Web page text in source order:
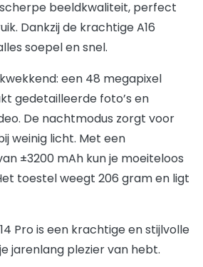
beeldkwaliteit, perfect
Dankzij de krachtige A16
soepel en snel.
een 48 megapixel
gedetailleerde foto’s en
De nachtmodus zorgt voor
weinig licht. Met een
±3200 mAh kun je moeiteloos
toestel weegt 206 gram en ligt
Pro is een krachtige en stijlvolle
jarenlang plezier van hebt.